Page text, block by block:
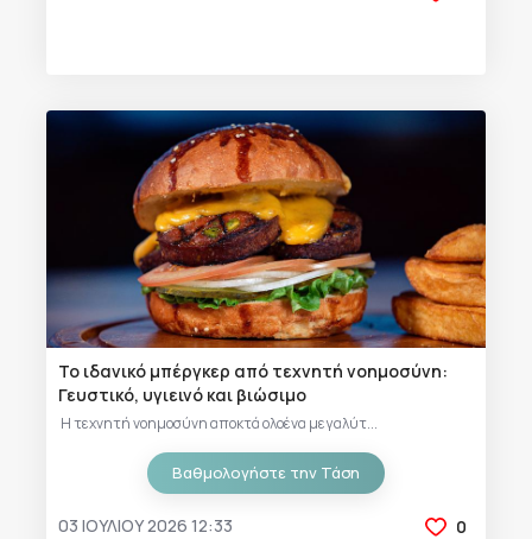
Το ιδανικό μπέργκερ από τεχνητή νοημοσύνη:
Γευστικό, υγιεινό και βιώσιμο
Η τεχνητή νοημοσύνη αποκτά ολοένα μεγαλύτ...
Βαθμολογήστε την Τάση
03 ΙΟΥΛΊΟΥ 2026 12:33 0